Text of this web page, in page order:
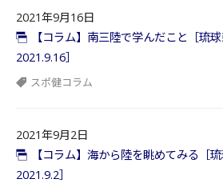
2021年9月16日
【コラム】南三陸で学んだこと［琉球
2021.9.16］
スポ健コラム
2021年9月2日
【コラム】海から陸を眺めてみる［琉
2021.9.2］